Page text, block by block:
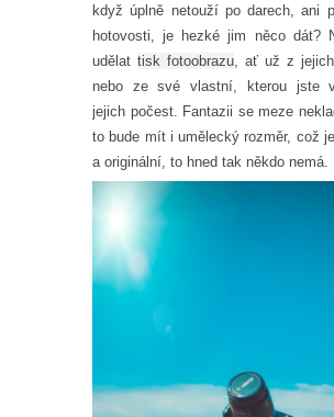
když úplně netouží po darech, ani
hotovosti, je hezké jim něco dát?
udělat tisk fotoobrazu , ať už z
nebo ze své vlastní, kterou jste
jejich počest. Fantazii se meze
to bude mít i umělecký rozměr, což
a originální, to hned tak někdo nemá.